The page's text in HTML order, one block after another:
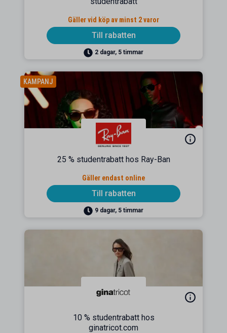
Gäller vid köp av minst 2 varor
Till rabatten
2 dagar, 5 timmar
KAMPANJ
25 % studentrabatt hos Ray-Ban
Gäller endast online
Till rabatten
9 dagar, 5 timmar
10 % studentrabatt hos
ginatricot.com